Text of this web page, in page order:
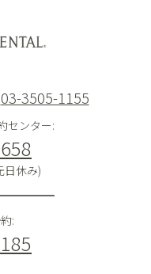
03-3505-1155
センター:
日休み)
: